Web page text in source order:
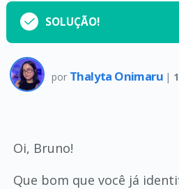
SOLUÇÃO!
por Thalyta Onimaru |
Oi, Bruno!
Que bom que você já